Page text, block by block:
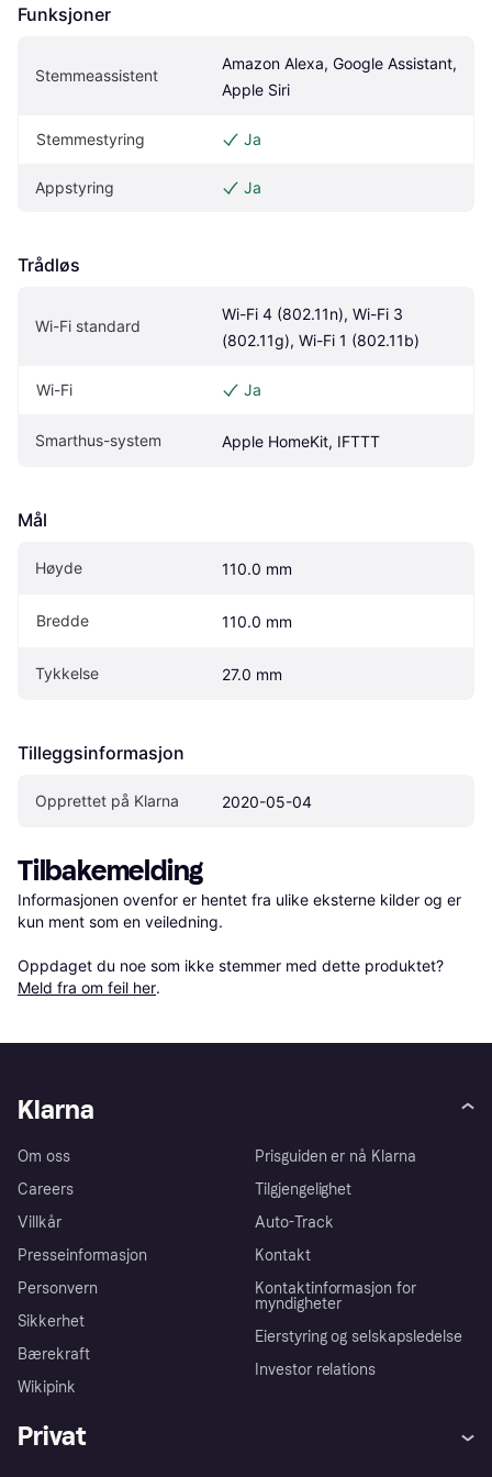
Funksjoner
Stemmeassistent
Amazon Alexa, Google Assistant,
Apple Siri
Stemmestyring Ja
Appstyring Ja
Trådløs
Wi-Fi standard
Wi-Fi 4 (802.11n), Wi-Fi 3
(802.11g), Wi-Fi 1 (802.11b)
Wi-Fi Ja
Smarthus-system Apple HomeKit, IFTTT
Mål
Høyde 110.0 mm
Bredde 110.0 mm
Tykkelse 27.0 mm
Tilleggsinformasjon
Opprettet på Klarna 2020-05-04
Tilbakemelding
Informasjonen ovenfor er hentet fra ulike eksterne kilder og er
kun ment som en veiledning.
Oppdaget du noe som ikke stemmer med dette produktet?
Meld fra om feil her.
Klarna
Om oss
Careers
Villkår
Presseinformasjon
Personvern
Sikkerhet
Bærekraft
Wikipink
Prisguiden er nå Klarna
Tilgjengelighet
Auto-Track
Kontakt
Kontaktinformasjon for
myndigheter
Eierstyring og selskapsledelse
Investor relations
Privat